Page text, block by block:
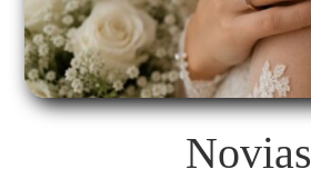
Novias